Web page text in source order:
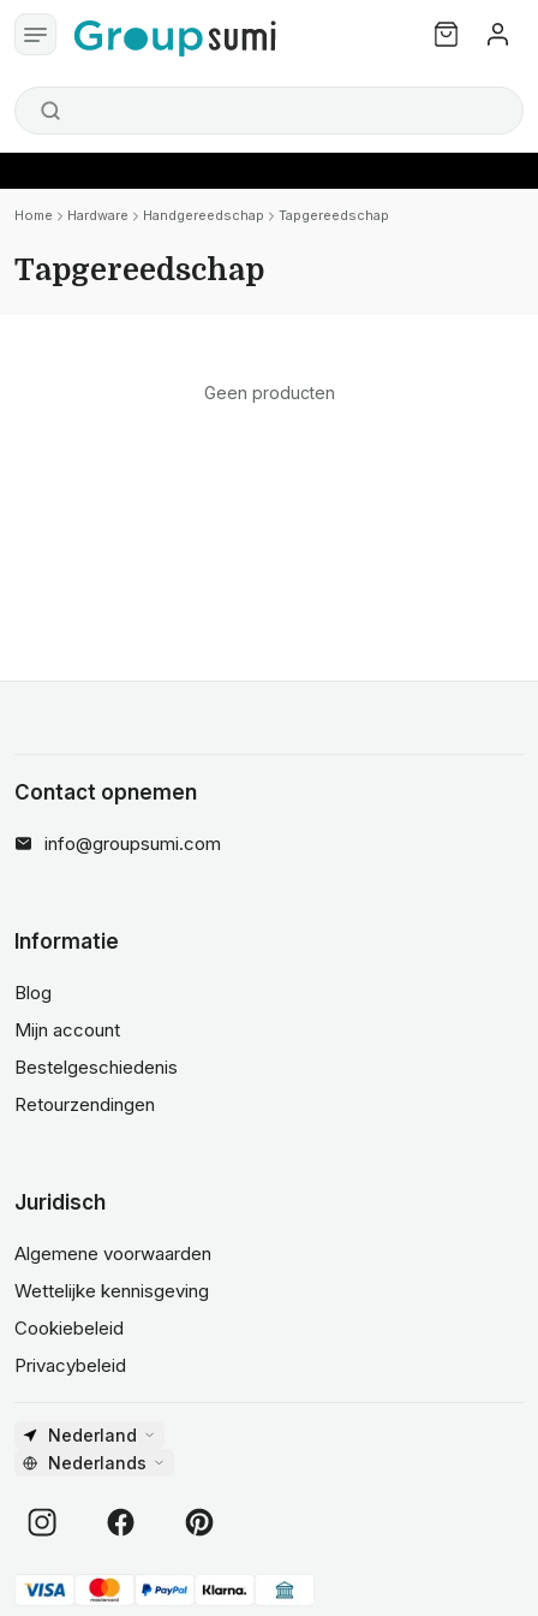
Home Hardware Handgereedschap Tapgereedschap
Tapgereedschap
Geen producten
Contact opnemen
info@groupsumi.com
Informatie
Blog
Mijn account
Bestelgeschiedenis
Retourzendingen
Juridisch
Algemene voorwaarden
Wettelijke kennisgeving
Cookiebeleid
Privacybeleid
Nederland
Nederlands